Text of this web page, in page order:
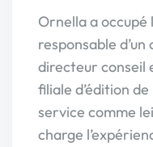
Ornella a occupé
responsable
directeur conseil
filiale d’édition
service comme
charge